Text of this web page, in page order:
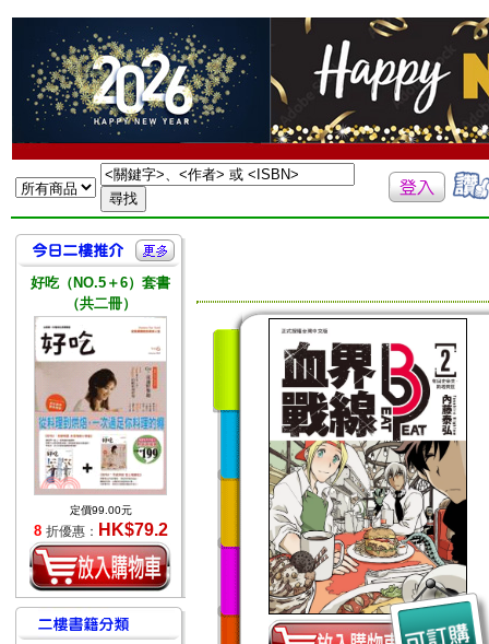
好吃（NO.5＋6）套書
（共二冊）
定價99.00元
8 折優惠： HK$79.2